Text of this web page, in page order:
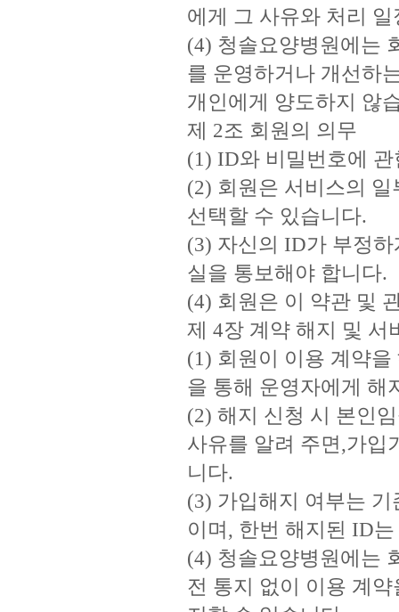
에게 그 사유와 처리
(4) 청솔요양병원에는
를 운영하거나 개선하
개인에게 양도하지 않
제 2조 회원의 의무
(1) ID와 비밀번호에
(2) 회원은 서비스의
선택할 수 있습니다.
(3) 자신의 ID가 부정
실을 통보해야 합니다.
(4) 회원은 이 약관 및
제 4장 계약 해지 및 서
(1) 회원이 이용 계약
을 통해 운영자에게 해
(2) 해지 신청 시 본인
사유를 알려 주면,가입
니다.
(3) 가입해지 여부는
이며, 한번 해지된 ID
(4) 청솔요양병원에는
전 통지 없이 이용 계